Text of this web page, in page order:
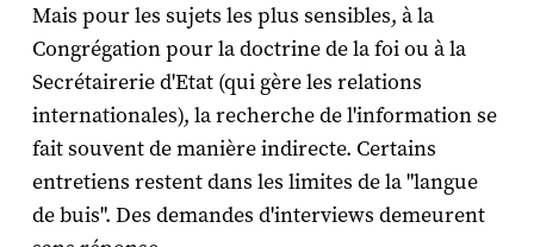
Mais pour les sujets les plus sensibles, à la
Congrégation pour la doctrine de la foi ou à la
Secrétairerie d'Etat (qui gère les relations
internationales), la recherche de l'information se
fait souvent de manière indirecte. Certains
entretiens restent dans les limites de la "langue
de buis". Des demandes d'interviews demeurent